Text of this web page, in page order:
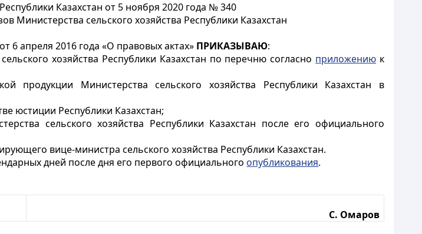
Казахстан от 5 ноября 2020 года № 340
Министерства сельского хозяйства Республики Казахстан
6 апреля 2016 года «О правовых актах» ПРИКАЗЫВАЮ:
хозяйства Республики Казахстан по перечню согласно приложению к
продукции Министерства сельского хозяйства Республики Казахстан в
юстиции Республики Казахстан;
сельского хозяйства Республики Казахстан после его официального
вице-министра сельского хозяйства Республики Казахстан.
дней после дня его первого официального опубликования.
С. Омаров